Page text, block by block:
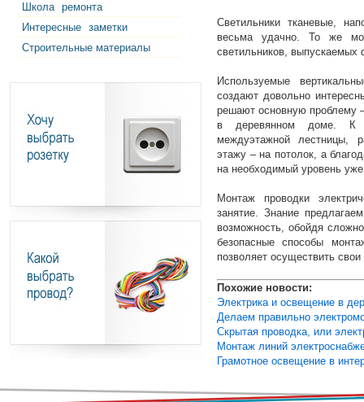
Школа ремонта
Интересные заметки
Строительные материалы
Светильники тканевые,
весьма удачно. То же
светильников, выпускаемых
Используемые
создают довольно
решают основную проблему
в деревянном доме. К
междуэтажной лестницы,
этажу – на потолок, а
на необходимый уровень
Монтаж проводки
занятие. Знание
возможность, обойдя
безопасные способы
позволяет осуществить
Похожие новости:
Электрика и освещение в
Делаем правильно
Скрытая проводка, или
Монтаж линий
Грамотное освещение в